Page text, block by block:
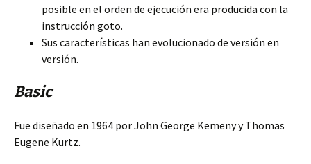
posible en el orden de ejecución era producida con la
instrucción goto.
Sus características han evolucionado de versión en
versión.
Basic
Fue diseñado en 1964 por John George Kemeny y Thomas
Eugene Kurtz.